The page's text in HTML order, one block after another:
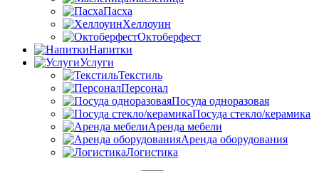
Пасха
Хеллоуин
Октоберфест
Напитки
Услуги
Текстиль
Персонал
Посуда одноразовая
Посуда стекло/керамика
Аренда мебели
Аренда оборудования
Логистика